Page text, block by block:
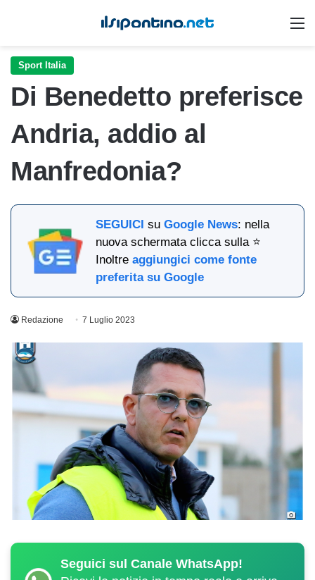
Sport Italia
Di Benedetto preferisce
Andria, addio al
Manfredonia?
SEGUICI suGoogle News: nella
nuova schermata clicca sulla ⭐
Inoltreaggiungici come fonte
preferita su Google
Redazione 7 Luglio 2023
Seguici sul Canale WhatsApp!